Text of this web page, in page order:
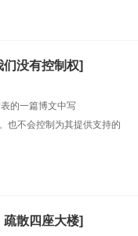
没有控制权]
的一篇博文中写
也不会控制为其提供支持的
散四座大楼]